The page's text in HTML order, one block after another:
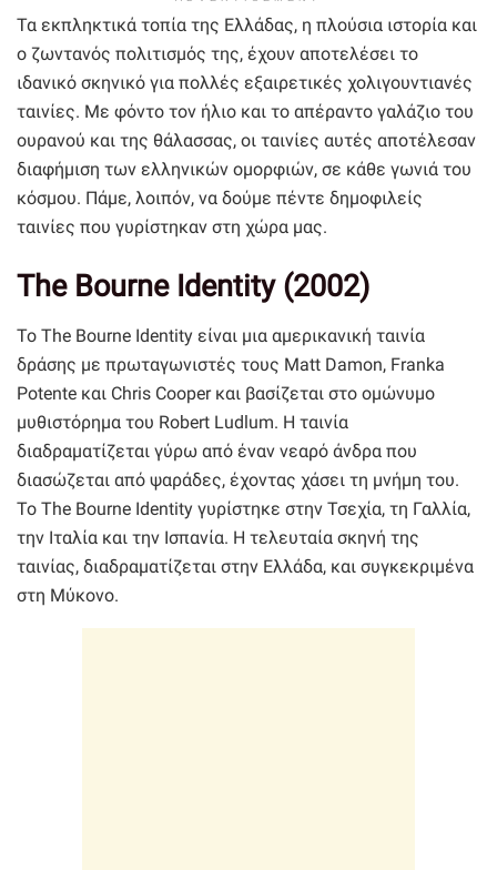
Τα εκπληκτικά τοπία της Ελλάδας, η πλούσια ιστορία και
ο ζωντανός πολιτισμός της, έχουν αποτελέσει το
ιδανικό σκηνικό για πολλές εξαιρετικές χολιγουντιανές
ταινίες. Με φόντο τον ήλιο και το απέραντο γαλάζιο του
ουρανού και της θάλασσας, οι ταινίες αυτές αποτέλεσαν
διαφήμιση των ελληνικών ομορφιών, σε κάθε γωνιά του
κόσμου. Πάμε, λοιπόν, να δούμε πέντε δημοφιλείς
ταινίες που γυρίστηκαν στη χώρα μας.
The Bourne Identity (2002)
Το The Bourne Identity είναι μια αμερικανική ταινία
δράσης με πρωταγωνιστές τους Matt Damon, Franka
Potente και Chris Cooper και βασίζεται στο ομώνυμο
μυθιστόρημα του Robert Ludlum. Η ταινία
διαδραματίζεται γύρω από έναν νεαρό άνδρα που
διασώζεται από ψαράδες, έχοντας χάσει τη μνήμη του.
Το The Bourne Identity γυρίστηκε στην Τσεχία, τη Γαλλία,
την Ιταλία και την Ισπανία. Η τελευταία σκηνή της
ταινίας, διαδραματίζεται στην Ελλάδα, και συγκεκριμένα
στη Μύκονο.